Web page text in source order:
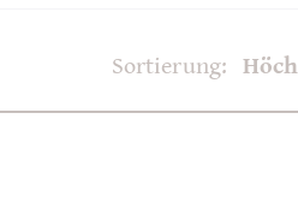
Sortierung: